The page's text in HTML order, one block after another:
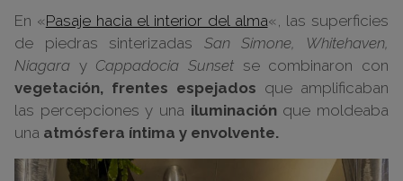
En «Pasaje hacia el interior del alma«, las superficies
de piedras sinterizadas San Simone, Whitehaven,
Niagara y Cappadocia Sunset se combinaron con
vegetación, frentes espejados que amplificaban
las percepciones y una iluminaciónque moldeaba
una atmósfera íntima y envolvente.